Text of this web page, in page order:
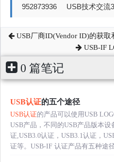
952873936 USB技术交流
USB厂商ID(Vendor ID)的获取
USB-IF
0 篇笔记
USB认证的五个途径
USB认证的产品可以使用USB
USB产品，不同的USB产品版本设
证,USB3.0认证，USB3.1认证，
证等。USB-IF 认证产品有五种途